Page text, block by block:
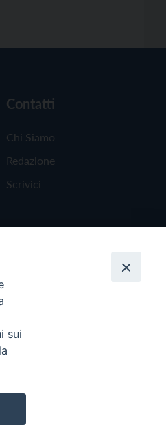
Contatti
Chi Siamo
Redazione
Scrivici
sui